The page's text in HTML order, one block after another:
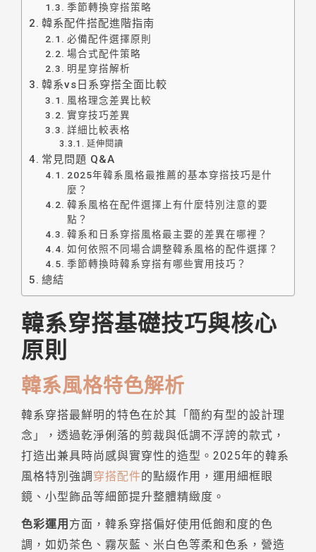
季節轉換穿搭策略
韓系配件搭配進階指南
必備配件選擇原則
場合式配件策略
明星穿搭解析
韓系vs日系穿搭全面比較
風格理念差異比較
實穿技巧差異
詳細比較表格
延伸閱讀
常見問題 Q&A
2025年韓系風格最推薦的基本穿搭技巧是什
麼？
韓系風格在配件選擇上有什麼特別注意的要
點？
韓系和日系穿搭風格最主要的差異在哪裡？
如何依照不同場合調整韓系風格的配件選擇？
季節轉換時韓系穿搭有哪些實用技巧？
總結
韓系穿搭基礎技巧與核心
原則
韓系風格特色解析
韓系穿搭最鮮明的特色在於其「簡約有型的設計理
念」，透過乾淨俐落的剪裁與低調不浮誇的款式，
打造出兼具時尚感與實穿性的造型。2025年的韓系
風格特別強調 穿搭配件的點綴作用，運用細框眼
鏡、小型飾品等細節提升整體精緻度。
色彩運用 方面，韓系穿搭偏好使用低飽和度的色
調，如奶茶色、霧灰藍、米白色等柔和色系，營造